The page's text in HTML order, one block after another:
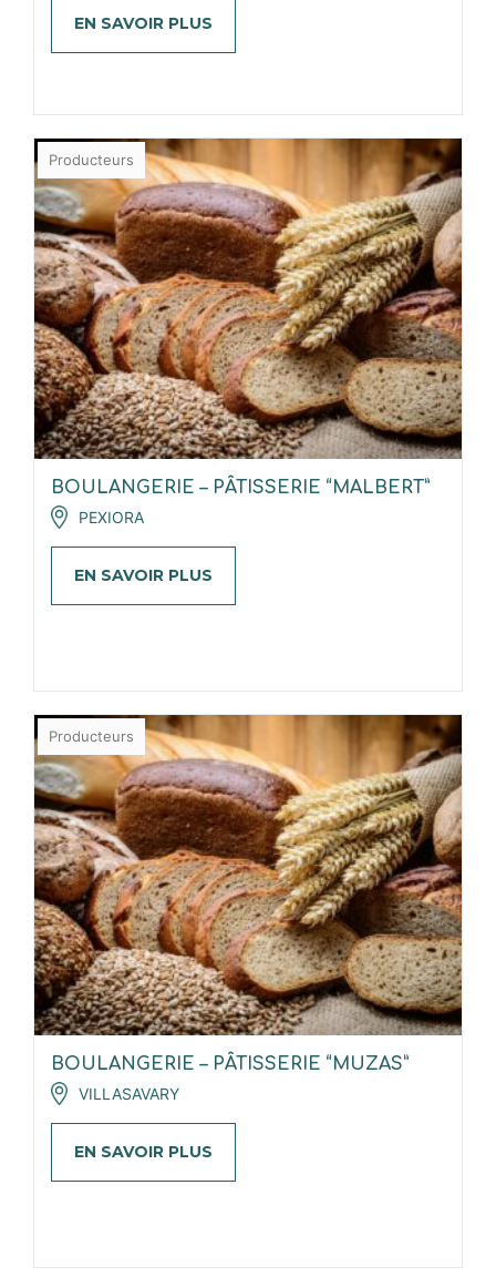
EN SAVOIR PLUS
Producteurs
BOULANGERIE – PÂTISSERIE “MALBERT”
PEXIORA
EN SAVOIR PLUS
Producteurs
BOULANGERIE – PÂTISSERIE “MUZAS”
VILLASAVARY
EN SAVOIR PLUS